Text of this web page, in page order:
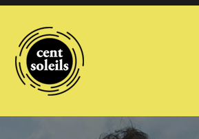
Skip
content